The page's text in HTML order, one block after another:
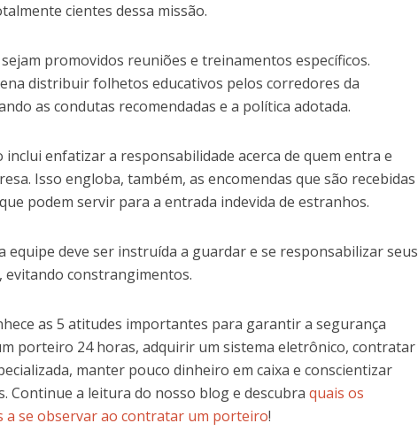
cientes dessa missão.
promovidos reuniões e treinamentos específicos.
distribuir folhetos educativos pelos corredores da
as condutas recomendadas e a política adotada.
inclui enfatizar a responsabilidade acerca de quem entra e
Isso engloba, também, as encomendas que são recebidas
podem servir para a entrada indevida de estranhos.
equipe deve ser instruída a guardar e se responsabilizar seus
evitando constrangimentos.
as 5 atitudes importantes para garantir a segurança
porteiro 24 horas, adquirir um sistema eletrônico, contratar
manter pouco dinheiro em caixa e conscientizar
Continue a leitura do nosso blog e descubra quais os
a se observar ao contratar um porteiro!